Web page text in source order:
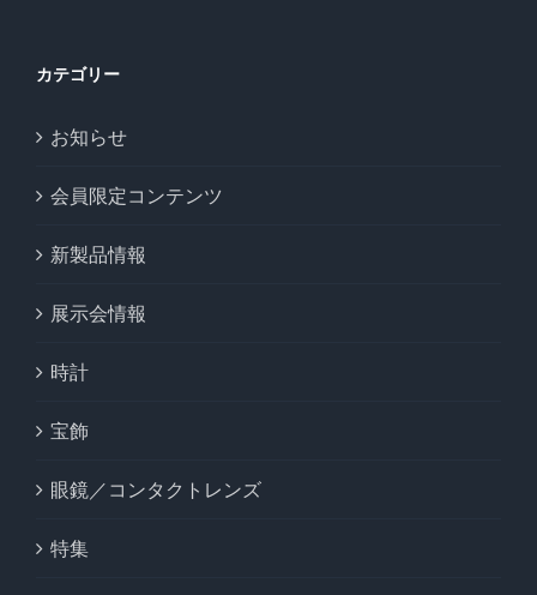
カテゴリー
お知らせ
会員限定コンテンツ
新製品情報
展示会情報
時計
宝飾
眼鏡／コンタクトレンズ
特集